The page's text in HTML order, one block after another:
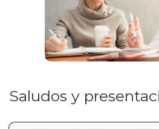
Saludos y